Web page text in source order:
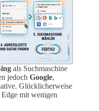
als Suchmaschine
jedoch Google,
Glücklicherweise
Edge mit wenigen